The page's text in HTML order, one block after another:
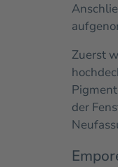
Zuerst
der